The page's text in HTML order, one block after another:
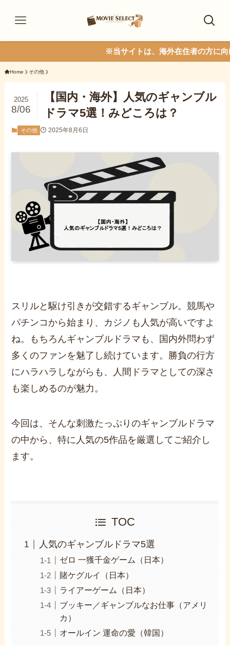
※当サイトは、海外在住者の方に向けて情報
Home その他
【国内・海外】人気のギャンブル
ドラマ5選！みどころは？
2025
8/06
その他 2025年8月6日
スリルと駆け引きが交錯するギャンブル。競馬や
パチンコから始まり、カジノも人気が高いですよ
ね。もちろんギャンブルドラマも、国内外問わず
多くのファンを魅了し続けています。勝負の行方
にハラハラしながらも、人間ドラマとしての深さ
も楽しめるのが魅力。
今回は、そんな刺激たっぷりのギャンブルドラマ
の中から、特に人気の5作品を厳選してご紹介し
ます。
TOC
人気のギャンブルドラマ5選
ゼロ 一獲千金ゲーム（日本）
賭ケグルイ（日本）
ライアーゲーム（日本）
ブッキー／ギャンブルなお仕事（アメリ
カ）
オールイン 運命の愛（韓国）